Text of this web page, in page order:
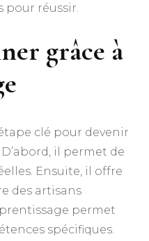
pour réussir.
grâce à
clé pour devenir
D’abord, il permet de
Ensuite, il offre
des artisans
permet
spécifiques.